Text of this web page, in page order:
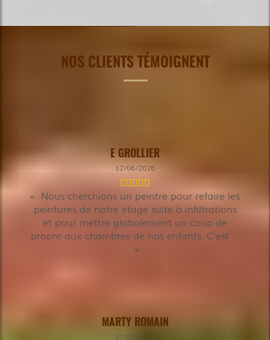
NOS CLIENTS TÉMOIGNENT
E GROLLIER
12/06/2026
Nous cherchions un peintre pour refaire les
peintures de notre étage suite à infiltrations
et pour mettre globalement un coup de
propre aux chambres de nos enfants. C'est ...
MARTY ROMAIN
27/01/2026